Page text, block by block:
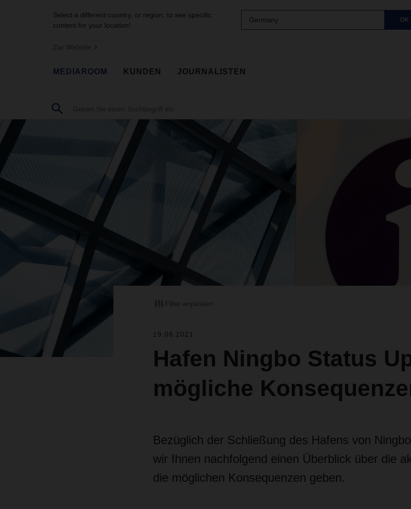
Select a different country, or region, to see specific
content for your location!
Germany OK
Zur Website
MEDIAROOM KUNDEN JOURNALISTEN
Filter anpassen
19.08.2021
Hafen Ningbo Status
mögliche
Bezüglich der Schließung des Hafens von
wir Ihnen nachfolgend einen Überblick über die
die möglichen Konsequenzen geben.